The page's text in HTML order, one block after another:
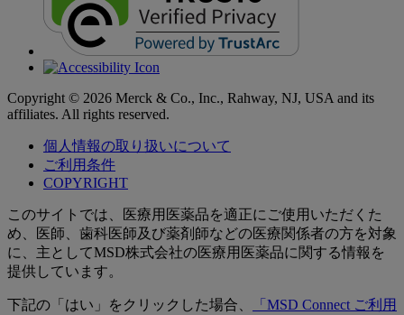
Copyright © 2026 Merck & Co., Inc., Rahway, NJ, USA and its
affiliates. All rights reserved.
個人情報の取り扱いについて
ご利用条件
COPYRIGHT
このサイトでは、医療用医薬品を適正にご使用いただくた
め、医師、歯科医師及び薬剤師などの医療関係者の方を対象
に、主としてMSD株式会社の医療用医薬品に関する情報を
提供しています。
下記の「はい」をクリックした場合、 「MSD Connect ご利用